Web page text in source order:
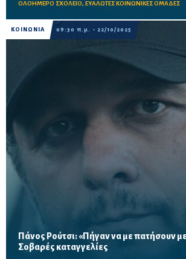
ΟΛΟΗΜΕΡΟ ΣΧΟΛΕΙΟ, ΕΥΑΛΩΤΕΣ ΚΟΙΝΩΝΙΚΕΣ ΟΜΑΔΕΣ
ΚΟΙΝΩΝΙΑ 09:30 π.μ. - 22/10/2025
Πάνος Ρούτσι: «Πήγαν να με πατήσουν
Σοβαρές καταγγελίες
Το όχημα δεν έφερε πινακίδες και είχε φιμέ